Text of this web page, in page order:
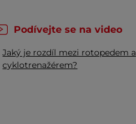
Podívejte se na video
Jaký je rozdíl mezi rotopedem a
cyklotrenažérem?